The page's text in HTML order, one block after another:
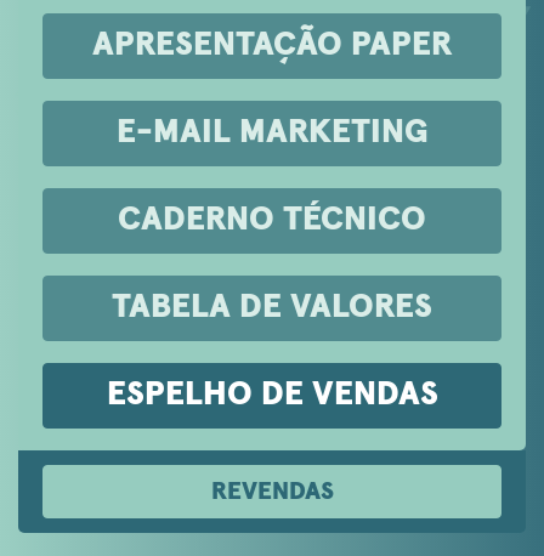
APRESENTAÇÃO PAPER
E-MAIL MARKETING
CADERNO TÉCNICO
TABELA DE VALORES
ESPELHO DE VENDAS
REVENDAS